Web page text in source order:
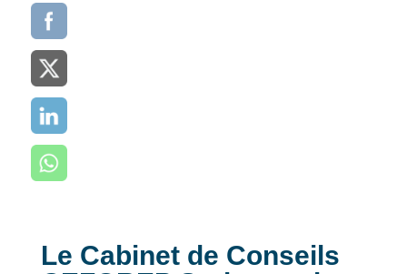
Le Cabinet de Conseils